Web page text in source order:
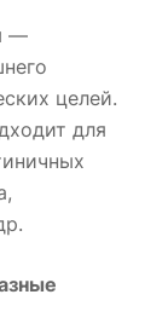
—
целей.
для